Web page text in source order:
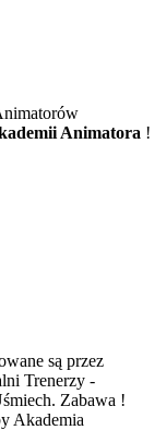
Animatora !
są przez
Trenerzy -
Zabawa !
Akademia